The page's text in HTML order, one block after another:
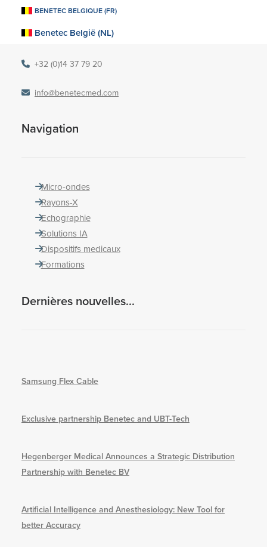
BENETEC BELGIQUE (FR)
Benetec België (NL)
Kelderbeemd 1A
Belgique
+32 (0)14 37 79 20
info@benetecmed.com
Navigation
Micro-ondes
Rayons-X
Echographie
Solutions IA
Dispositifs medicaux
Formations
Dernières nouvelles...
Samsung Flex Cable
Exclusive partnership Benetec and UBT-Tech
Hegenberger Medical Announces a Strategic Distribution
Partnership with Benetec BV
Artificial Intelligence and Anesthesiology: New Tool for
better Accuracy